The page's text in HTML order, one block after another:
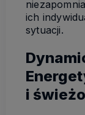
ich
sytuacji.
i